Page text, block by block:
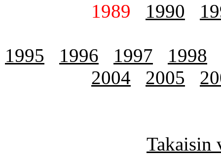
1989
1990
1995 1996 1997
1998
2004
2005
Takaisin